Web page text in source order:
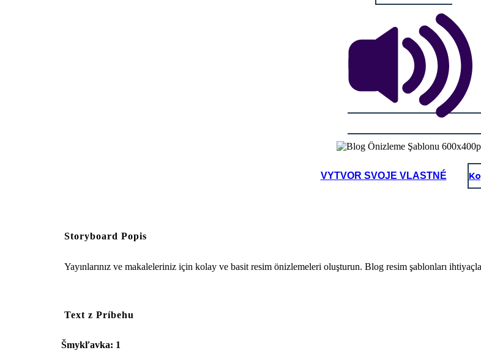
VYTVOR SVOJE VLASTNÉ
Storyboard Popis
Yayınlarınız ve makaleleriniz için kolay ve basit resim önizlemeleri oluşturun. Blog resim şablonları
Text z Príbehu
Šmykľavka: 1